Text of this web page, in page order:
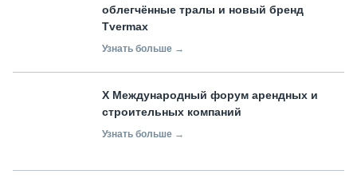
облегчённые тралы и новый бренд
Tvermax
Узнать больше →
X Международный форум арендных и
строительных компаний
Узнать больше →